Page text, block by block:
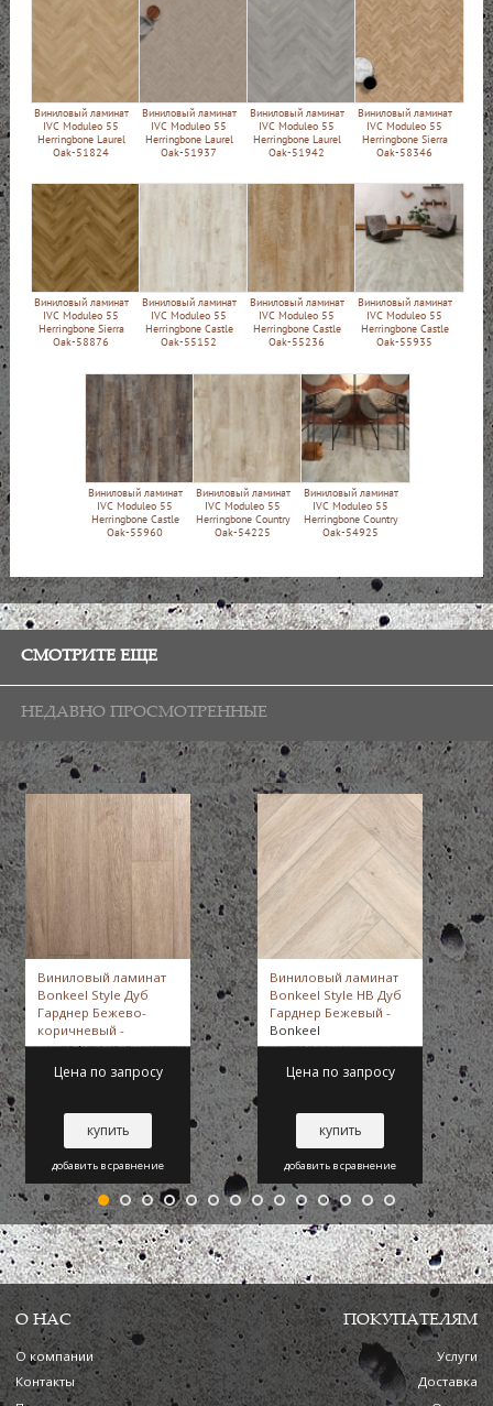
Виниловый ламинат
IVC Moduleo 55
Herringbone Laurel
Oak-51824
Виниловый ламинат
IVC Moduleo 55
Herringbone Laurel
Oak-51937
Виниловый ламинат
IVC Moduleo 55
Herringbone Laurel
Oak-51942
Виниловый ламинат
IVC Moduleo 55
Herringbone Sierra
Oak-58346
Виниловый ламинат
IVC Moduleo 55
Herringbone Sierra
Oak-58876
Виниловый ламинат
IVC Moduleo 55
Herringbone Castle
Oak-55152
Виниловый ламинат
IVC Moduleo 55
Herringbone Castle
Oak-55236
Виниловый ламинат
IVC Moduleo 55
Herringbone Castle
Oak-55935
Виниловый ламинат
IVC Moduleo 55
Herringbone Castle
Oak-55960
Виниловый ламинат
IVC Moduleo 55
Herringbone Country
Oak-54225
Виниловый ламинат
IVC Moduleo 55
Herringbone Country
Oak-54925
СМОТРИТЕ ЕЩЕ
НЕДАВНО ПРОСМОТРЕННЫЕ
Виниловый ламинат
Bonkeel Style Дуб
Гарднер Бежево-
коричневый -
Bonkeel
Цена по запросу
купить
добавить в сравнение
Виниловый ламинат
Bonkeel Style HB Дуб
Гарднер Бежевый -
Bonkeel
Цена по запросу
купить
добавить в сравнение
О НАС
О компании
Контакты
ПОКУПАТЕЛЯМ
Услуги
Доставка